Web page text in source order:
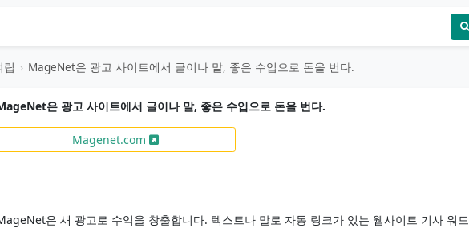
› MageNet은 광고 사이트에서 글이나 말, 좋은 수입으로 돈을 번다.
은 광고 사이트에서 글이나 말, 좋은 수입으로 돈을 번다.
Magenet.com
은 새 광고로 수익을 창출합니다. 텍스트나 말로 자동 링크가 있는 웹사이트 기사 워드